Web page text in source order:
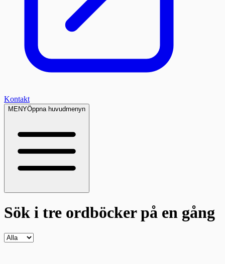
Kontakt
MENYÖppna huvudmenyn
Sök i tre ordböckerpå en gång